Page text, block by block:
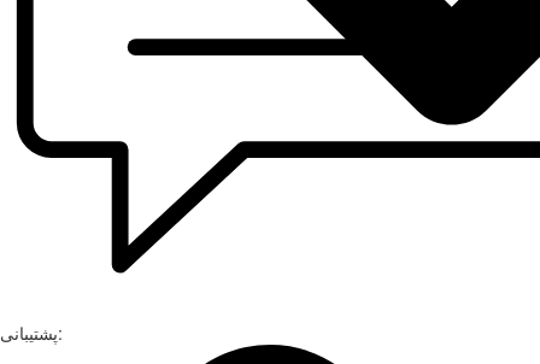
پشتیبانی: